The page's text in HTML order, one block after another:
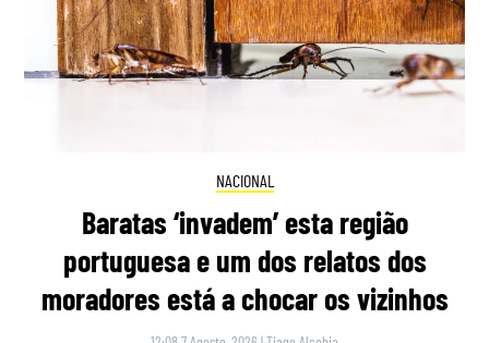
NACIONAL
Baratas ‘invadem’ esta região
portuguesa e um dos relatos dos
moradores está a chocar os vizinhos